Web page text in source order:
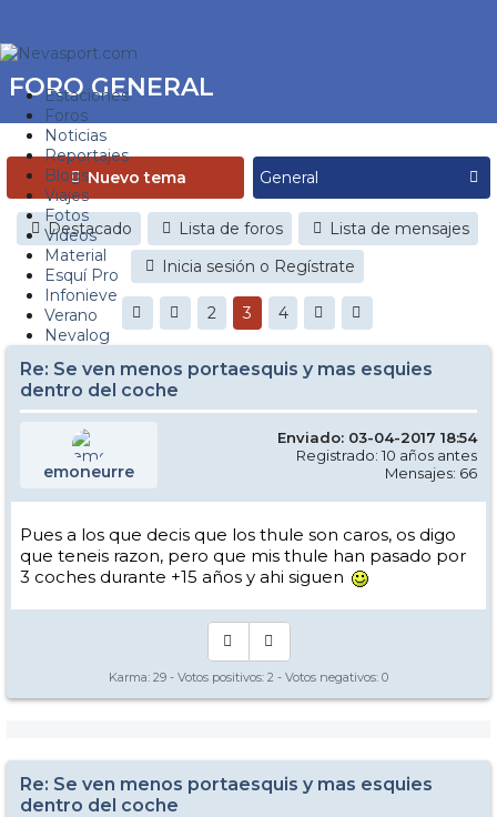
Estaciones
Foros
Noticias
Reportajes
Blogs
Viajes
Fotos
Videos
Material
Esquí Pro
Infonieve
Verano
Nevalog
FORO GENERAL
Nuevo tema
Destacado Lista de foros
Lista de mensajes
Inicia sesión o Regístrate
2 3 4
Re: Se ven menos portaesquis y mas esquies
dentro del coche
emoneurre
Enviado: 03-04-2017 18:54
Registrado: 10 años antes
Mensajes: 66
Pues a los que decis que los thule son caros, os digo
que teneis razon, pero que mis thule han pasado por
3 coches durante +15 años y ahi siguen
Karma: 29 - Votos positivos: 2 - Votos negativos: 0
Re: Se ven menos portaesquis y mas esquies
dentro del coche